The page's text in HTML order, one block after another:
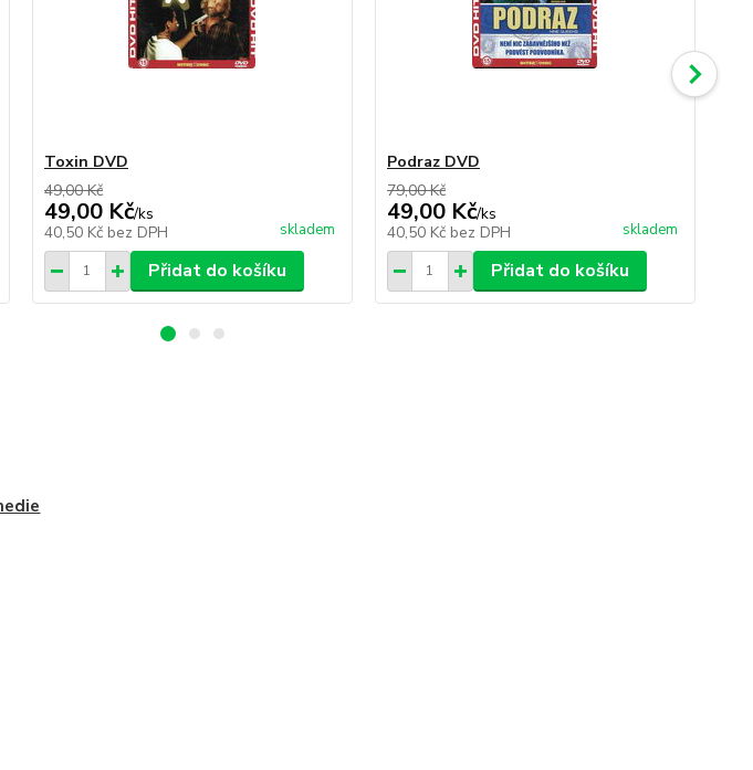
Toxin DVD
49,00 Kč
49,00 Kč/ks
40,50 Kč bez DPH skladem
Přidat do košíku
Podraz DVD
79,00 Kč
49,00 Kč/ks
40,50 Kč bez DPH skladem
Přidat do košíku